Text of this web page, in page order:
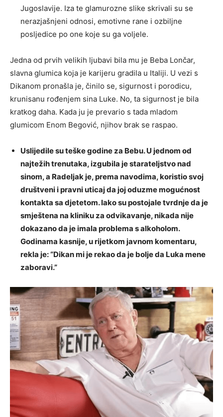
Jugoslavije. Iza te glamurozne slike skrivali su se
nerazjašnjeni odnosi, emotivne rane i ozbiljne
posljedice po one koje su ga voljele.
Jedna od prvih velikih ljubavi bila mu je Beba Lončar,
slavna glumica koja je karijeru gradila u Italiji. U vezi s
Dikanom pronašla je, činilo se, sigurnost i porodicu,
krunisanu rođenjem sina Luke. No, ta sigurnost je bila
kratkog daha. Kada ju je prevario s tada mladom
glumicom Enom Begović, njihov brak se raspao.
Uslijedile su teške godine za Bebu. U jednom od
najtežih trenutaka, izgubila je starateljstvo nad
sinom, a Radeljak je, prema navodima, koristio svoj
društveni i pravni uticaj da joj oduzme mogućnost
kontakta sa djetetom. Iako su postojale tvrdnje da je
smještena na kliniku za odvikavanje, nikada nije
dokazano da je imala problema s alkoholom.
Godinama kasnije, u rijetkom javnom komentaru,
rekla je: “Dikan mi je rekao da je bolje da Luka mene
zaboravi.”